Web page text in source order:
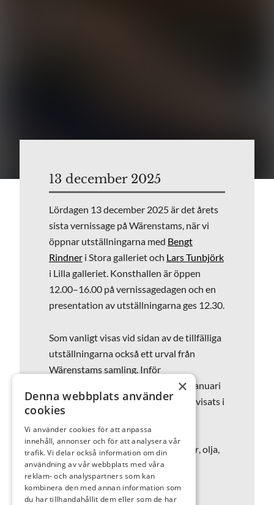
13 december 2025
Lördagen 13 december 2025 är det årets
sista vernissage på Wärenstams, när vi
öppnar utställningarna med Bengt
Rindner i Stora galleriet och Lars Tunbjörk
i Lilla galleriet. Konsthallen är öppen
12.00–16.00 på vernissagedagen och en
presentation av utställningarna ges 12.30.
Som vanligt visas vid sidan av de tillfälliga
utställningarna också ett urval från
Wärenstams samling. Inför
utställningssäsongen i december–januari
hänger vi fram en del verk som inte visats i
samlingspresentationen tidigare.
Bild: Bengt Rindner,Hand som målar, olja,
40 x 30 cm. Tillhör konstnären.
×
Denna webbplats använder
cookies
Vi använder cookies för att anpassa
innehåll, annonser och för att analysera vår
trafik. Vi delar också information om din
användning av vår webbplats med våra
reklam- och analyspartners som kan
kombinera den med annan information som
du har tillhandahållit dem eller som de har